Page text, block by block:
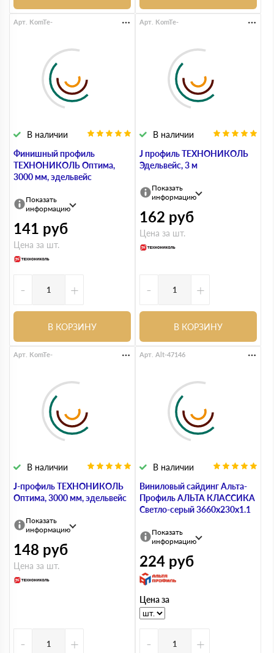
Финишный профиль
ТЕХНОНИКОЛЬ Оптима,
3000 мм, эдельвейс
В наличии
Арт. KomTe-
Показать
информацию
141 руб
Цена за шт.
- +
В КОРЗИНУ
J профиль ТЕХНОНИКОЛЬ
Эдельвейс, 3 м
В наличии
Арт. KomTe-
Показать
информацию
162 руб
Цена за шт.
- +
В КОРЗИНУ
J-профиль ТЕХНОНИКОЛЬ
Оптима, 3000 мм, эдельвейс
В наличии
Арт. KomTe-
Показать
информацию
148 руб
Цена за шт.
- +
Виниловый сайдинг Альта-
Профиль АЛЬТА КЛАССИКА
Светло-серый 3660x230x1.1
В наличии
Арт. Alt-47146
Показать
информацию
224 руб
Цена за
- +